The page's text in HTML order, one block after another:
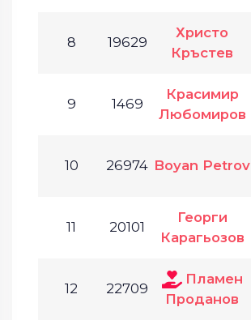
8 19629
Христо
Кръстев
9 1469
Красимир
Любомиров
10 26974 Boyan Petrov
11 20101
Георги
Карагьозов
12 22709
Пламен
Проданов